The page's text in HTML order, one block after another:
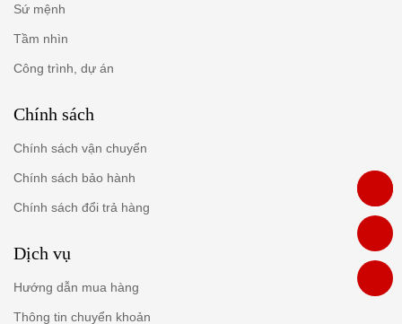
Sứ mệnh
Tầm nhìn
Công trình, dự án
Chính sách
Chính sách vận chuyển
Chính sách bảo hành
Chính sách đổi trả hàng
Dịch vụ
Hướng dẫn mua hàng
Thông tin chuyển khoản